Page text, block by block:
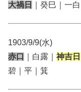
大禍日
｜癸巳｜一
1903/9/9(水)
赤口
｜白露｜ 神吉日
碧｜平｜箕